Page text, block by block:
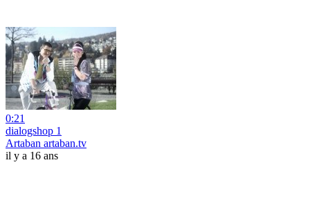
0:21
dialogshop 1
Artaban artaban.tv
il y a 16 ans